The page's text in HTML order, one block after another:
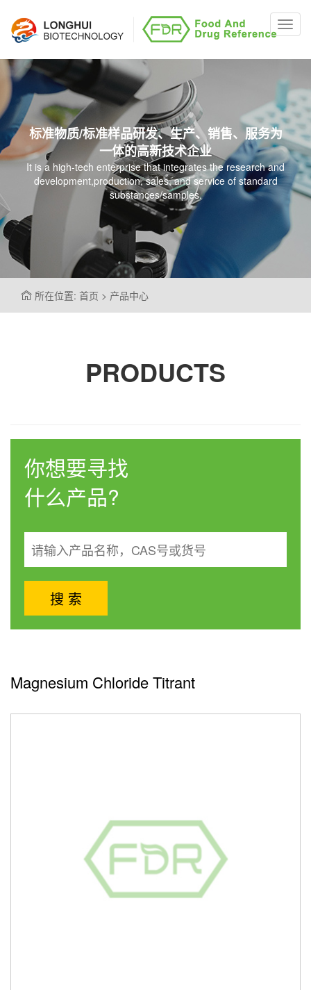
标准物质/标准样品研发、生产、销售、服务为
一体的高新技术企业
It is a high-tech enterprise that integrates the research and
development,production, sales, and service of standard
substances/samples.
所在位置: 首页 > 产品中心
PRODUCTS
你想要寻找
什么产品?
Magnesium Chloride Titrant